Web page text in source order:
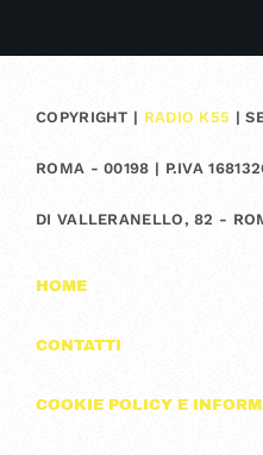
COPYRIGHT | RADIO K55 |
ROMA - 00198 | P.IVA
DI VALLERANELLO, 82 -
HOME
CONTATTI